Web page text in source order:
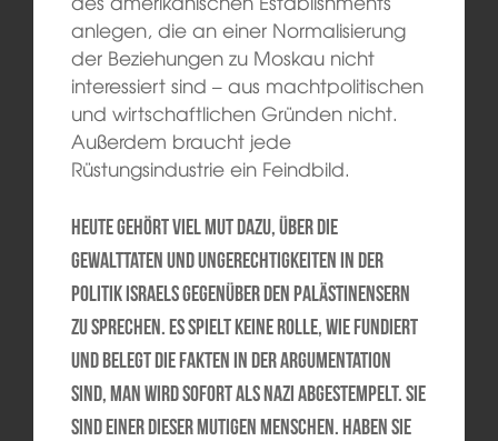
anlegen, die an einer Normalisierung
der Beziehungen zu Moskau nicht
interessiert sind – aus machtpolitischen
und wirtschaftlichen Gründen nicht.
Außerdem braucht jede
Rüstungsindustrie ein Feindbild.
Heute gehört viel Mut dazu, über die
Gewalttaten und Ungerechtigkeiten in der
Politik Israels gegenüber den Palästinensern
zu sprechen. Es spielt keine Rolle, wie fundiert
und belegt die Fakten in der Argumentation
sind, man wird sofort als Nazi abgestempelt. Sie
sind einer dieser mutigen Menschen. Haben Sie